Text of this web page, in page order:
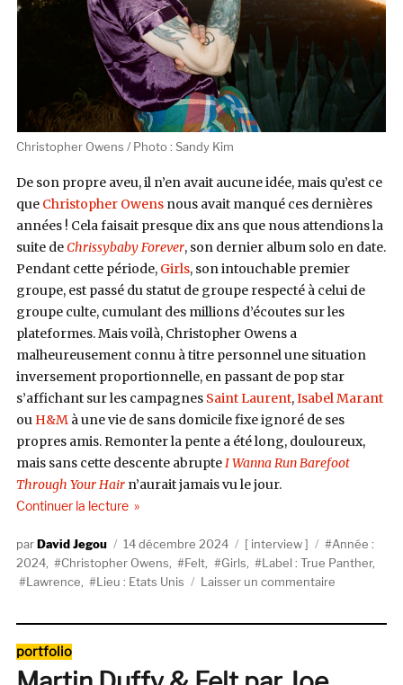
Christopher Owens / Photo : Sandy Kim
De son propre aveu, il n’en avait aucune idée, mais qu’est ce
que Christopher Owensnous avait manqué ces dernières
années ! Cela faisait presque dix ans que nous attendions la
suite deChrissybaby Forever, son dernier album solo en date.
Pendant cette période, Girls, son intouchable premier
groupe, est passé du statut de groupe respecté à celui de
groupe culte, cumulant des millions d’écoutes sur les
plateformes. Mais voilà, Christopher Owens a
malheureusement connu à titre personnel une situation
inversement proportionnelle, en passant de pop star
s’affichant sur les campagnes Saint Laurent,Isabel Marant
ou H&Mà une vie de sans domicile fixe ignoré de ses
propres amis. Remonter la pente a été long, douloureux,
mais sans cette descente abrupteI Wanna Run Barefoot
Through Your Hairn’aurait jamais vu le jour.
Continuer la lecturede « Christopher Owens : « Je n’ai jamais eu
AuteurDavid Jegou
Publié
le
14 décembre 2024 Catégories
interview Étiquettes
Année :
2024, Christopher Owens Felt Girls Label : True Panther,
Lawrence
Lieu : Etats Unis Laisser un commentaire
Catégories
portfolio